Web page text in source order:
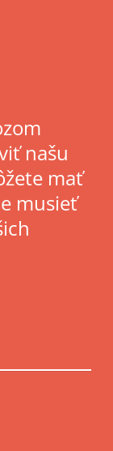
našu
mať
musieť